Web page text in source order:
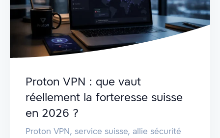
Proton VPN : que vaut
réellement la forteresse suisse
en 2026 ?
Proton VPN, service suisse, allie sécurité